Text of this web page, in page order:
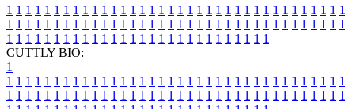
1 1 1 1 1 1 1 1 1 1 1 1 1 1 1 1 1 1 1 1 1 1 1 1 1 1 1 1 1 1 1 1 1 1 1 1
1 1 1 1 1 1 1 1 1 1 1 1 1 1 1 1 1 1 1 1 1 1 1 1 1 1 1 1 1 1 1 1 1 1 1 1
1 1 1 1 1 1 1 1 1 1 1 1 1 1 1 1 1 1 1 1 1 1 1 1 1 1 1 1
CUTTLY BIO:
1
1 1 1 1 1 1 1 1 1 1 1 1 1 1 1 1 1 1 1 1 1 1 1 1 1 1 1 1 1 1 1 1 1 1 1 1
1 1 1 1 1 1 1 1 1 1 1 1 1 1 1 1 1 1 1 1 1 1 1 1 1 1 1 1 1 1 1 1 1 1 1 1